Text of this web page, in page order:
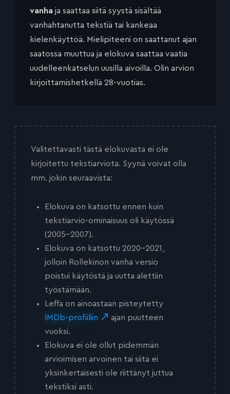
vanha ja saattaa siitä syystä sisältää
vanhahtanutta tekstiä tai kankeaa
kielenkäyttöä. Mielipiteeni on saattanut ajan
saatossa muuttua ja elokuva saattaa vaatia
uudelleenkatselun uusilla aivoilla. Olin arvion
kirjoittamishetkellä 28-vuotias.
Valitettavasti tästä elokuvasta ei ole
kirjoitettu tekstiarviota. Syynä voivat olla
mm. jokin seuraavista:
Elokuva on katsottu ennen kuin
tekstiarvio-ominaisuus oli käytössä
(2005-2007).
Elokuva on katsottu 2020-2021,
jolloin Rollekinon vanha versio
poistui käytöstä ja uutta alettiin
työstämään.
Leffa on ainoastaan pisteytetty
IMDb-profiiliin
ajan puutteen
vuoksi.
Elokuva ei ole ollut pidemmän
arvioimisen arvoinen tai siitä ei
yksinkertaisesti ole riittänyt juttua
tekstiksi asti.